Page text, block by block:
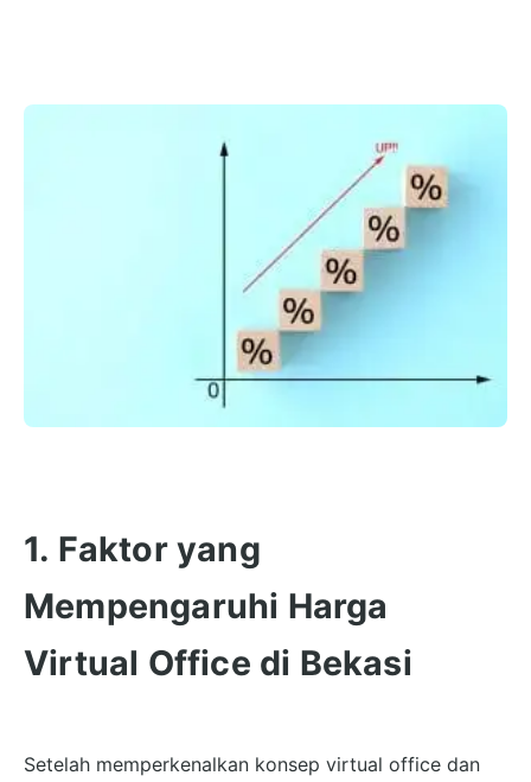
1. Faktor yang
Mempengaruhi Harga
Virtual Office di Bekasi
Setelah memperkenalkan konsep virtual office dan